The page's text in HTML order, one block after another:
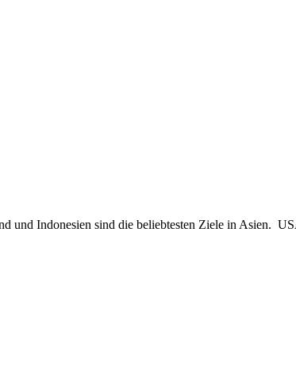
und Indonesien sind die beliebtesten Ziele in Asien.